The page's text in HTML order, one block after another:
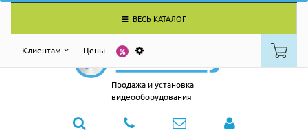
ВЕСЬ КАТАЛОГ
Клиентам Цены
Продажа и установка
видеооборудования